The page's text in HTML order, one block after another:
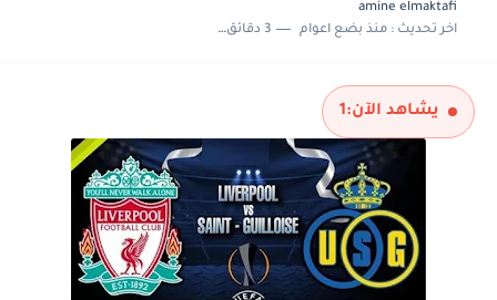
amine elmaktafi
اخر تحديث :منذ بضع اعوام 3 دقائق للقراءة
يشاهد الآن:1